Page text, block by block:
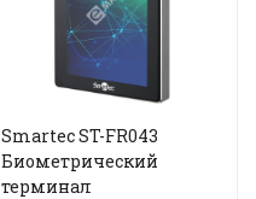
Smartec ST-FR043
Биометрический
терминал